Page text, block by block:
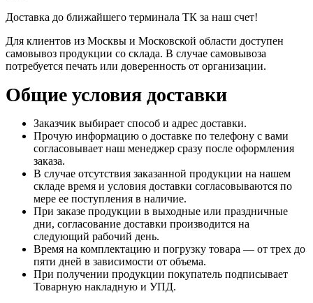
Доставка до ближайшего терминала ТК за наш счет!
Для клиентов из Москвы и Московской области доступен
самовывоз продукции со склада. В случае самовывоза
потребуется печать или доверенность от организации.
Общие условия доставки
Заказчик выбирает способ и адрес доставки.
Прочую информацию о доставке по телефону с вами
согласовывает наш менеджер сразу после оформления
заказа.
В случае отсутствия заказанной продукции на нашем
складе время и условия доставки согласовываются по
мере ее поступления в наличие.
При заказе продукции в выходные или праздничные
дни, согласование доставки производится на
следующий рабочий день.
Время на комплектацию и погрузку товара — от трех до
пяти дней в зависимости от объема.
При получении продукции покупатель подписывает
Товарную накладную и УПД.